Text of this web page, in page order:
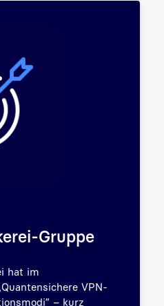
Gruppe
hat im
VPN-
– kurz